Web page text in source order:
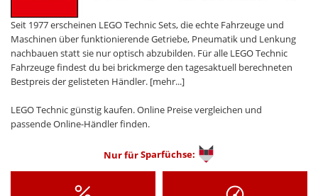
Seit 1977 erscheinen LEGO Technic Sets, die echte Fahrzeuge und
Maschinen über funktionierende Getriebe, Pneumatik und Lenkung
nachbauen statt sie nur optisch abzubilden. Für alle LEGO Technic
Fahrzeuge findest du bei brickmerge den tagesaktuell berechneten
Bestpreis der gelisteten Händler. [mehr...]
LEGO Technic günstig kaufen. Online Preise vergleichen und
passende Online-Händler finden.
Nur fürSparfüchse: